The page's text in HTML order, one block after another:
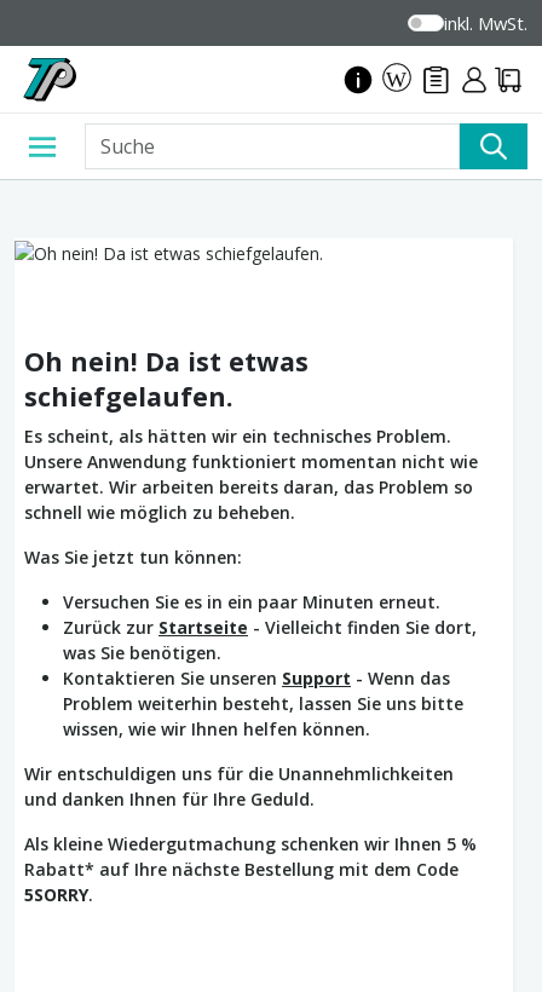
inkl. MwSt.
Oh nein! Da ist etwas
schiefgelaufen.
Es scheint, als hätten wir ein technisches Problem.
Unsere Anwendung funktioniert momentan nicht wie
erwartet. Wir arbeiten bereits daran, das Problem so
schnell wie möglich zu beheben.
Was Sie jetzt tun können:
Versuchen Sie es in ein paar Minuten erneut.
Zurück zur Startseite - Vielleicht finden Sie dort,
was Sie benötigen.
Kontaktieren Sie unseren Support - Wenn das
Problem weiterhin besteht, lassen Sie uns bitte
wissen, wie wir Ihnen helfen können.
Wir entschuldigen uns für die Unannehmlichkeiten
und danken Ihnen für Ihre Geduld.
Als kleine Wiedergutmachung schenken wir Ihnen 5 %
Rabatt* auf Ihre nächste Bestellung mit dem Code
5SORRY.